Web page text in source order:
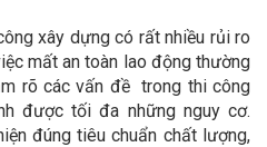
xây dựng có rất nhiều rủi ro
mất an toàn lao động thường
rõ các vấn đề trong thi công
được tối đa những nguy cơ.
đúng tiêu chuẩn chất lượng,